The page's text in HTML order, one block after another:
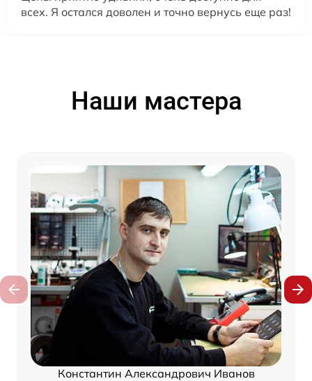
всех. Я остался доволен и точно вернусь еще раз!
Наши мастера
Константин Александрович Иванов